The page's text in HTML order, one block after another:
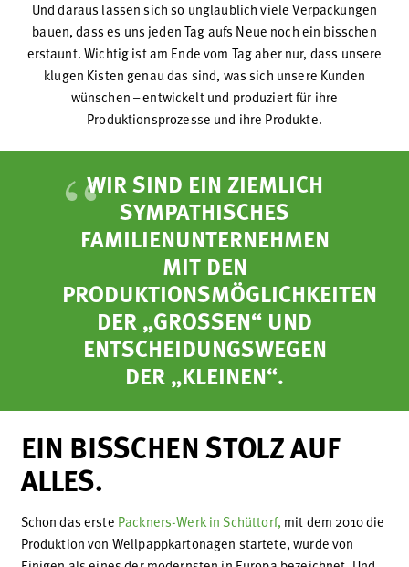
Und daraus lassen sich so unglaublich viele Verpackungen
bauen, dass es uns jeden Tag aufs Neue noch ein bisschen
erstaunt. Wichtig ist am Ende vom Tag aber nur, dass unsere
klugen Kisten genau das sind, was sich unsere Kunden
wünschen – entwickelt und produziert für ihre
Produktionsprozesse und ihre Produkte.
WIR SIND EIN ZIEMLICH
SYMPATHISCHES
FAMILIENUNTERNEHMEN
MIT DEN
PRODUKTIONSMÖGLICHKEITEN
DER „GROSSEN“ UND E
NTSCHEIDUNGSWEGEN D
ER „KLEINEN“.
EIN BISSCHEN STOLZ AUF
ALLES.
Schon das erste Packners-Werk in Schüttorf, mit dem 2010 die
Produktion von Wellpappkartonagen startete, wurde von